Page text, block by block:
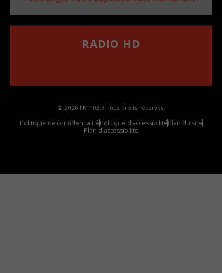
RADIO HD
© 2026 FM 103,3 Tous droits réservés.
Politique de confidentialitéPolitique d’accessibilitéPlan du site
Plan d'accessibilite